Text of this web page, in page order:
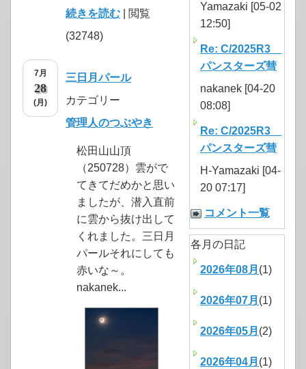
続きを読む | 閲覧
(32748)
7月
28
(月)
三日月パール
カテゴリー
管理人のつぶやき
松田山山頂
（250728）雲がで
てきてだめかと思い
ましたが、潜入直前
に雲から抜け出して
くれました。三日月
パールそれにしても
赤いな～。
nakanek...
Yamazaki [05-02
12:50]
Re: C/2025R3
パンスターズ彗
nakanek [04-20
08:08]
Re: C/2025R3
パンスターズ彗
H-Yamazaki [04-
20 07:17]
コメント一覧
各月の日記
2026年08月 (1)
2026年07月 (1)
2026年05月 (2)
2026年04月 (1)